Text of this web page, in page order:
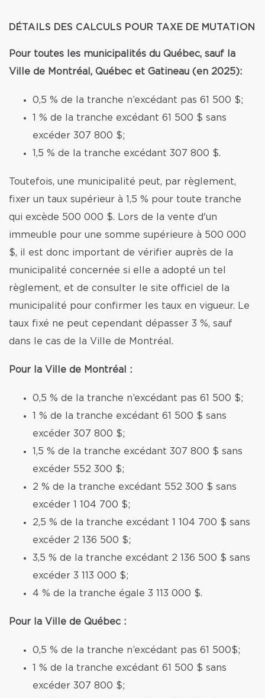
DÉTAILS DES CALCULS POUR TAXE DE MUTATION
Pour toutes les municipalités du Québec, sauf la
Ville de Montréal, Québec et Gatineau (en 2025):
0,5 % de la tranche n’excédant pas 61 500 $;
1 % de la tranche excédant 61 500 $ sans
excéder 307 800 $;
1,5 % de la tranche excédant 307 800 $.
Toutefois, une municipalité peut, par règlement,
fixer un taux supérieur à 1,5 % pour toute tranche
qui excède 500 000 $. Lors de la vente d'un
immeuble pour une somme supérieure à 500 000
$, il est donc important de vérifier auprès de la
municipalité concernée si elle a adopté un tel
règlement, et de consulter le site officiel de la
municipalité pour confirmer les taux en vigueur. Le
taux fixé ne peut cependant dépasser 3 %, sauf
dans le cas de la Ville de Montréal.
Pour la Ville de Montréal :
0,5 % de la tranche n’excédant pas 61 500 $;
1 % de la tranche excédant 61 500 $ sans
excéder 307 800 $;
1,5 % de la tranche excédant 307 800 $ sans
excéder 552 300 $;
2 % de la tranche excédant 552 300 $ sans
excéder 1 104 700 $;
2,5 % de la tranche excédant 1 104 700 $ sans
excéder 2 136 500 $;
3,5 % de la tranche excédant 2 136 500 $ sans
excéder 3 113 000 $;
4 % de la tranche égale 3 113 000 $.
Pour la Ville de Québec :
0,5 % de la tranche n’excédant pas 61 500$;
1 % de la tranche excédant 61 500 $ sans
excéder 307 800 $;